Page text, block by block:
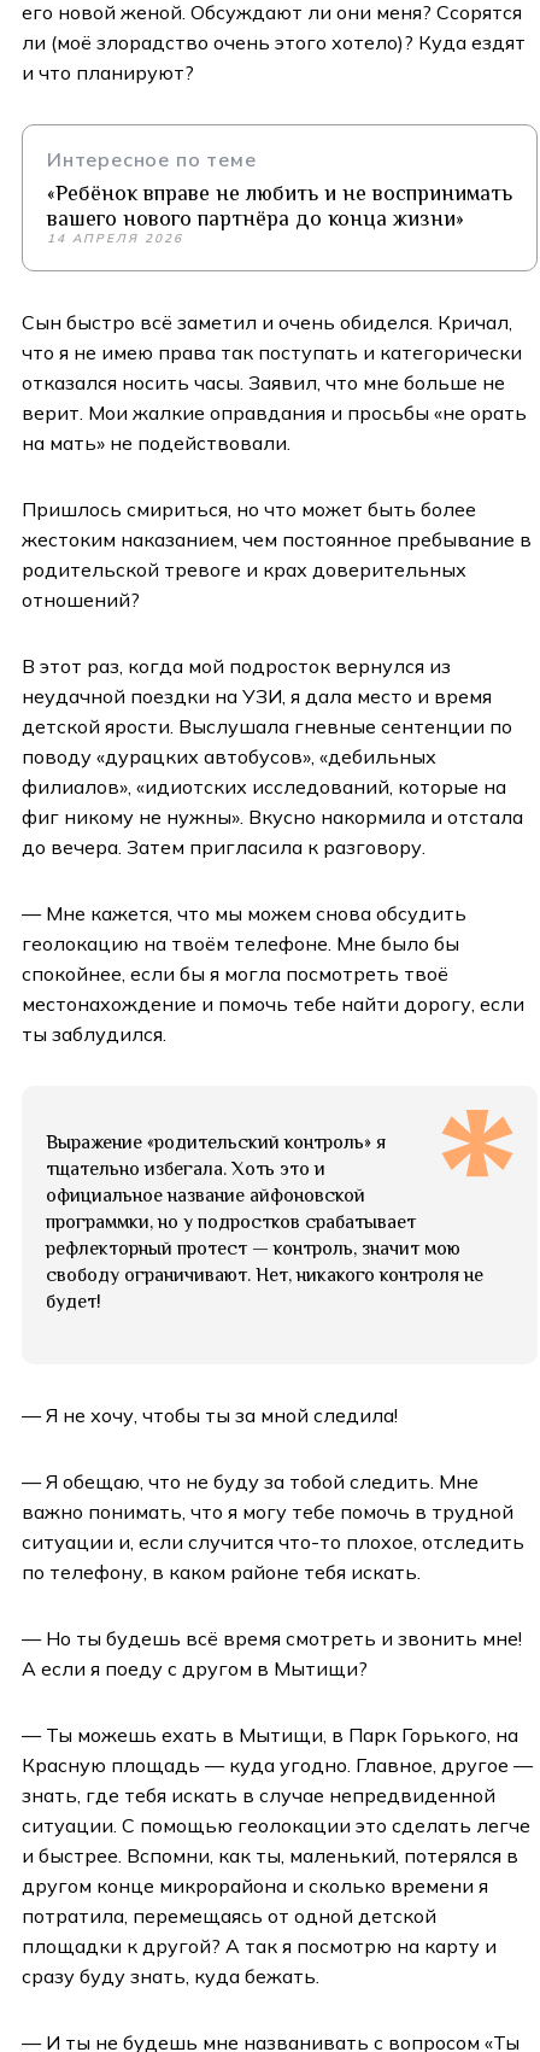
его новой женой. Обсуждают ли они меня? Ссорятся
ли (моё злорадство очень этого хотело)? Куда ездят
и что планируют?
Интересное по теме
«Ребёнок вправе не любить и не воспринимать
вашего нового партнёра до конца жизни»
14 АПРЕЛЯ 2026
Сын быстро всё заметил и очень обиделся. Кричал,
что я не имею права так поступать и категорически
отказался носить часы. Заявил, что мне больше не
верит. Мои жалкие оправдания и просьбы «не орать
на мать» не подействовали.
Пришлось смириться, но что может быть более
жестоким наказанием, чем постоянное пребывание в
родительской тревоге и крах доверительных
отношений?
В этот раз, когда мой подросток вернулся из
неудачной поездки на УЗИ, я дала место и время
детской ярости. Выслушала гневные сентенции по
поводу «дурацких автобусов», «дебильных
филиалов», «идиотских исследований, которые на
фиг никому не нужны». Вкусно накормила и отстала
до вечера. Затем пригласила к разговору.
— Мне кажется, что мы можем снова обсудить
геолокацию на твоём телефоне. Мне было бы
спокойнее, если бы я могла посмотреть твоё
местонахождение и помочь тебе найти дорогу, если
ты заблудился.
Выражение «родительский контроль» я
тщательно избегала. Хоть это и
официальное название айфоновской
программки, но у подростков срабатывает
рефлекторный протест — контроль, значит мою
свободу ограничивают. Нет, никакого контроля не
будет!
— Я не хочу, чтобы ты за мной следила!
— Я обещаю, что не буду за тобой следить. Мне
важно понимать, что я могу тебе помочь в трудной
ситуации и, если случится что-то плохое, отследить
по телефону, в каком районе тебя искать.
— Но ты будешь всё время смотреть и звонить мне!
А если я поеду с другом в Мытищи?
— Ты можешь ехать в Мытищи, в Парк Горького, на
Красную площадь — куда угодно. Главное, другое —
знать, где тебя искать в случае непредвиденной
ситуации. С помощью геолокации это сделать легче
и быстрее. Вспомни, как ты, маленький, потерялся в
другом конце микрорайона и сколько времени я
потратила, перемещаясь от одной детской
площадки к другой? А так я посмотрю на карту и
сразу буду знать, куда бежать.
— И ты не будешь мне названивать с вопросом «Ты